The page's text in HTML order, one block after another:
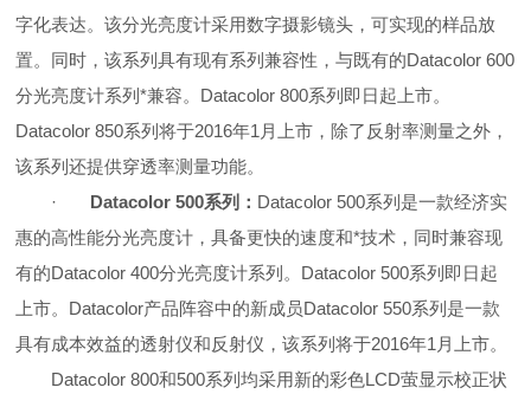
字化表达。该分光亮度计采用数字摄影镜头，可实现的样品放
置。同时，该系列具有现有系列兼容性，与既有的Datacolor 600
分光亮度计系列*兼容。Datacolor 800系列即日起上市。
Datacolor 850系列将于2016年1月上市，除了反射率测量之外，
该系列还提供穿透率测量功能。
· Datacolor 500系列： Datacolor 500系列是一款经济实
惠的高性能分光亮度计，具备更快的速度和*技术，同时兼容现
有的Datacolor 400分光亮度计系列。Datacolor 500系列即日起
上市。Datacolor产品阵容中的新成员Datacolor 550系列是一款
具有成本效益的透射仪和反射仪，该系列将于2016年1月上市。
Datacolor 800和500系列均采用新的彩色LCD萤显示校正状